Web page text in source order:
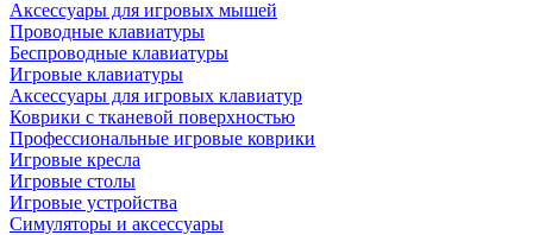
Аксессуары для игровых мышей
Проводные клавиатуры
Беспроводные клавиатуры
Игровые клавиатуры
Аксессуары для игровых клавиатур
Коврики с тканевой поверхностью
Профессиональные игровые коврики
Игровые кресла
Игровые столы
Игровые устройства
Симуляторы и аксессуары